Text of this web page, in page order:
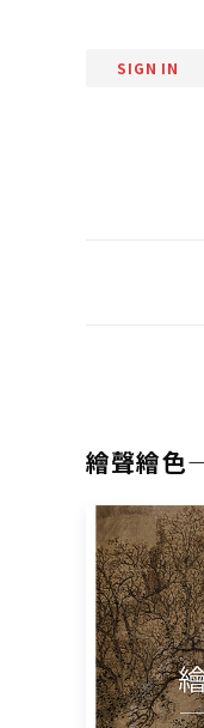
SIGN IN
繪聲繪色